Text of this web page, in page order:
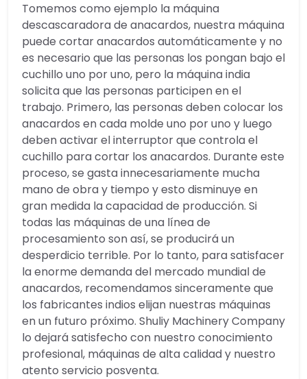
Tomemos como ejemplo la máquina
descascaradora de anacardos, nuestra máquina
puede cortar anacardos automáticamente y no
es necesario que las personas los pongan bajo el
cuchillo uno por uno, pero la máquina india
solicita que las personas participen en el
trabajo. Primero, las personas deben colocar los
anacardos en cada molde uno por uno y luego
deben activar el interruptor que controla el
cuchillo para cortar los anacardos. Durante este
proceso, se gasta innecesariamente mucha
mano de obra y tiempo y esto disminuye en
gran medida la capacidad de producción. Si
todas las máquinas de una línea de
procesamiento son así, se producirá un
desperdicio terrible. Por lo tanto, para satisfacer
la enorme demanda del mercado mundial de
anacardos, recomendamos sinceramente que
los fabricantes indios elijan nuestras máquinas
en un futuro próximo. Shuliy Machinery Company
lo dejará satisfecho con nuestro conocimiento
profesional, máquinas de alta calidad y nuestro
atento servicio posventa.